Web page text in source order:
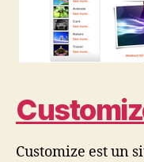
Customize est un